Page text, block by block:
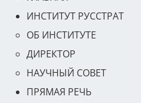
ИНСТИТУТ РУССТРАТ
ОБ ИНСТИТУТЕ
ДИРЕКТОР
НАУЧНЫЙ СОВЕТ
ПРЯМАЯ РЕЧЬ